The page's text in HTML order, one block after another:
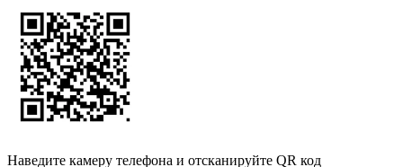
Наведите камеру телефона и отсканируйте QR код